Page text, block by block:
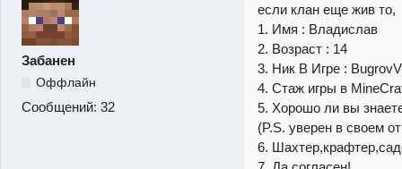
Забанен
Оффлайн
Сообщений: 32
если клан еще жив то,
1. Имя : Владислав
2. Возраст : 14
3. Ник В Игре :
4. Стаж игры в
5. Хорошо ли вы
(P.S. уверен в своем
6.